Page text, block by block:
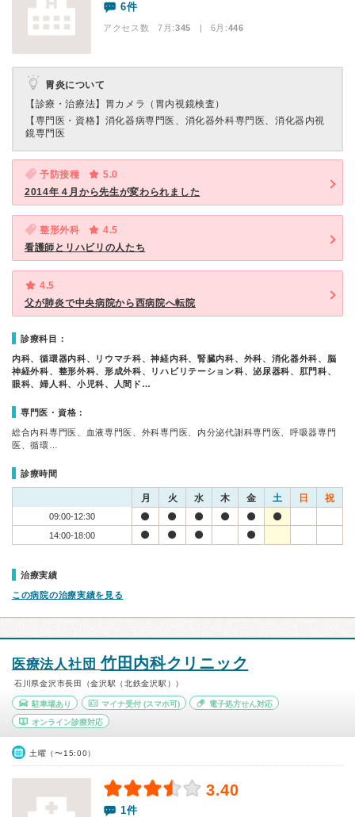
6件
アクセス数 7月:345 | 6月:446
胃炎について
【診療・治療法】 胃カメラ（胃内視鏡検査）
【専門医・資格】 消化器病専門医、消化器外科専門医、消化器内視
鏡専門医
予防接種
5.0
2014年４月から先生が変わられました
整形外科
4.5
看護師とリハビリの人たち
4.5
父が肺炎で中央病院から西病院へ転院
診療科目：
内科、循環器内科、リウマチ科、神経内科、腎臓内科、外科、消化器外科、脳
神経外科、整形外科、形成外科、リハビリテーション科、泌尿器科、肛門科、
眼科、婦人科、小児科、人間ド…
専門医・資格：
総合内科専門医、血液専門医、外科専門医、内分泌代謝科専門医、呼吸器専門
医、循環…
診療時間
月 火 水 木 金 土 日 祝
09:00-12:30
14:00-18:00
治療実績
この病院の治療実績を見る
医療法人社団 竹田内科クリニック
石川県金沢市長田（金沢駅（北鉄金沢駅））
駐車場あり マイナ受付(スマホ可) 電子処方せん対応
オンライン診療対応
土曜（〜15:00）
3.40
1件